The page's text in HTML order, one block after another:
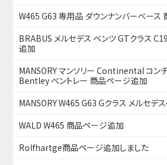
W465 G63 専用品 ダウンナンバーベース
BRABUS メルセデス ベンツ GTクラス
追加
MANSORY マンソリー Continental コン
Bentley ベントレー 商品ページ追加
MANSORY W465 G63 Gクラス メルセデ
WALD W465 商品ページ追加
Rolfhartge商品ページ追加しました